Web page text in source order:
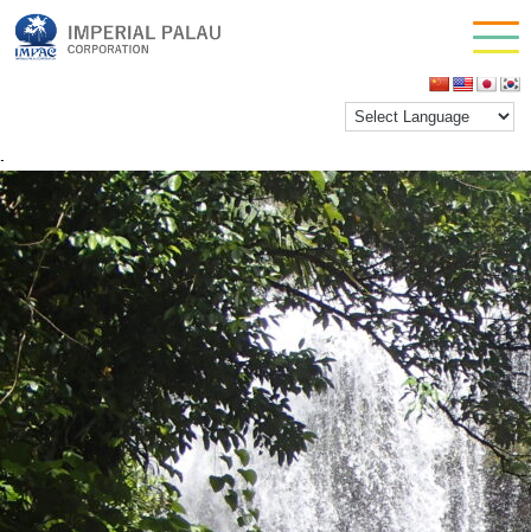
OLYMPUS DIGITAL CAMERA
inpactestuser |2021年1月27日
›